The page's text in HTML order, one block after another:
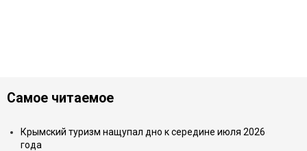
Самое читаемое
Крымский туризм нащупал дно к середине июля 2026
года